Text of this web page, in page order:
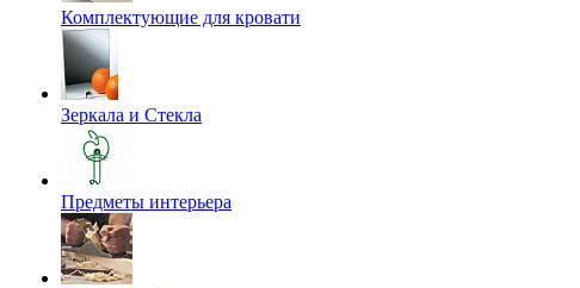
Комплектующие для кровати
Зеркала и Стекла
Предметы интерьера